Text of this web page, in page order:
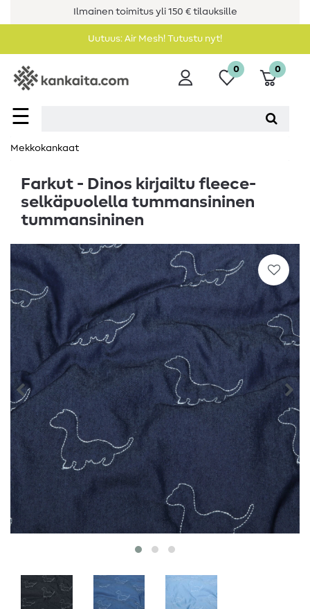
Ilmainen toimitus yli 150 € tilauksille
Uutuus: Air Mesh! Tutustu nyt!
☰
0 0
Mekkokankaat
Farkut - Dinos kirjailtu fleece-
selkäpuolella tummansininen
tummansininen